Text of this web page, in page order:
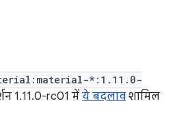
*:1.11.0-
1.11.0-rc01 में ये बदलाव शामिल